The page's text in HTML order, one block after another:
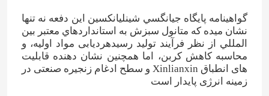
گواهينامه پايگاه جيانگسي شينليانکسين اين دفعه نه تنها
نشان ميده که متانول سبزش به استانداردهاي معتبر بين
المللي از نظر فرآیند توليد رسيدهردیابی مواد اولیه، و
محاسبه کاهش کربن، اما همچنین نشان دهنده قابلیت
های انطباق Xinlianxin و سطح ادغام زنجیره صنعتی در
زمینه انرژی پایدار است